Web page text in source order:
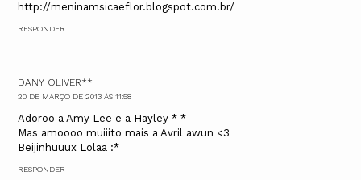
http://meninamsicaeflor.blogspot.com.br/
RESPONDER
DANY OLIVER**
20 DE MARÇO DE 2013 ÀS 11:58
Adoroo a Amy Lee e a Hayley *-*
Mas amoooo muiiito mais a Avril awun <3
Beijinhuuux Lolaa :*
RESPONDER